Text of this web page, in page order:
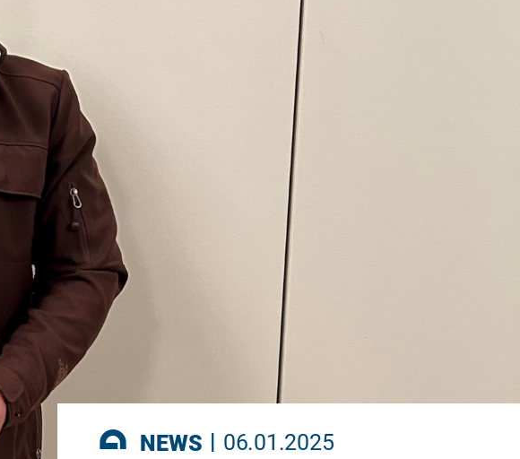
Ausbildung
Studium
Benefits
Umweltfreundliches Bauen
NEWS | 06.01.2025